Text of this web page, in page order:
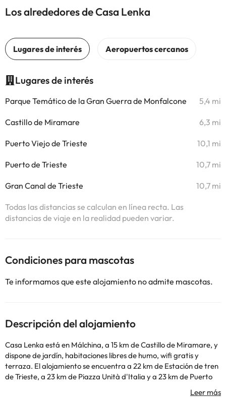
Los alrededores de Casa Lenka
Lugares de interés
Parque Temático de la Gran Guerra de Monfalcone 5,4 mi
Castillo de Miramare 6,3 mi
Puerto Viejo de Trieste 10,1 mi
Puerto de Trieste 10,7 mi
Gran Canal de Trieste 10,7 mi
Todas las distancias se calculan en línea recta. Las
distancias de viaje en la realidad pueden variar.
Condiciones para mascotas
Te informamos que este alojamiento no admite mascotas.
Descripción del alojamiento
Casa Lenka está en Málchina, a 15 km de Castillo de Miramare, y
dispone de jardín, habitaciones libres de humo, wifi gratis y
terraza. El alojamiento se encuentra a 22 km de Estación de tren
de Trieste, a 23 km de Piazza Unità d'Italia y a 23 km de Puerto
de Trieste. Castillo de San Justo está a 24 km del hostal o pensión